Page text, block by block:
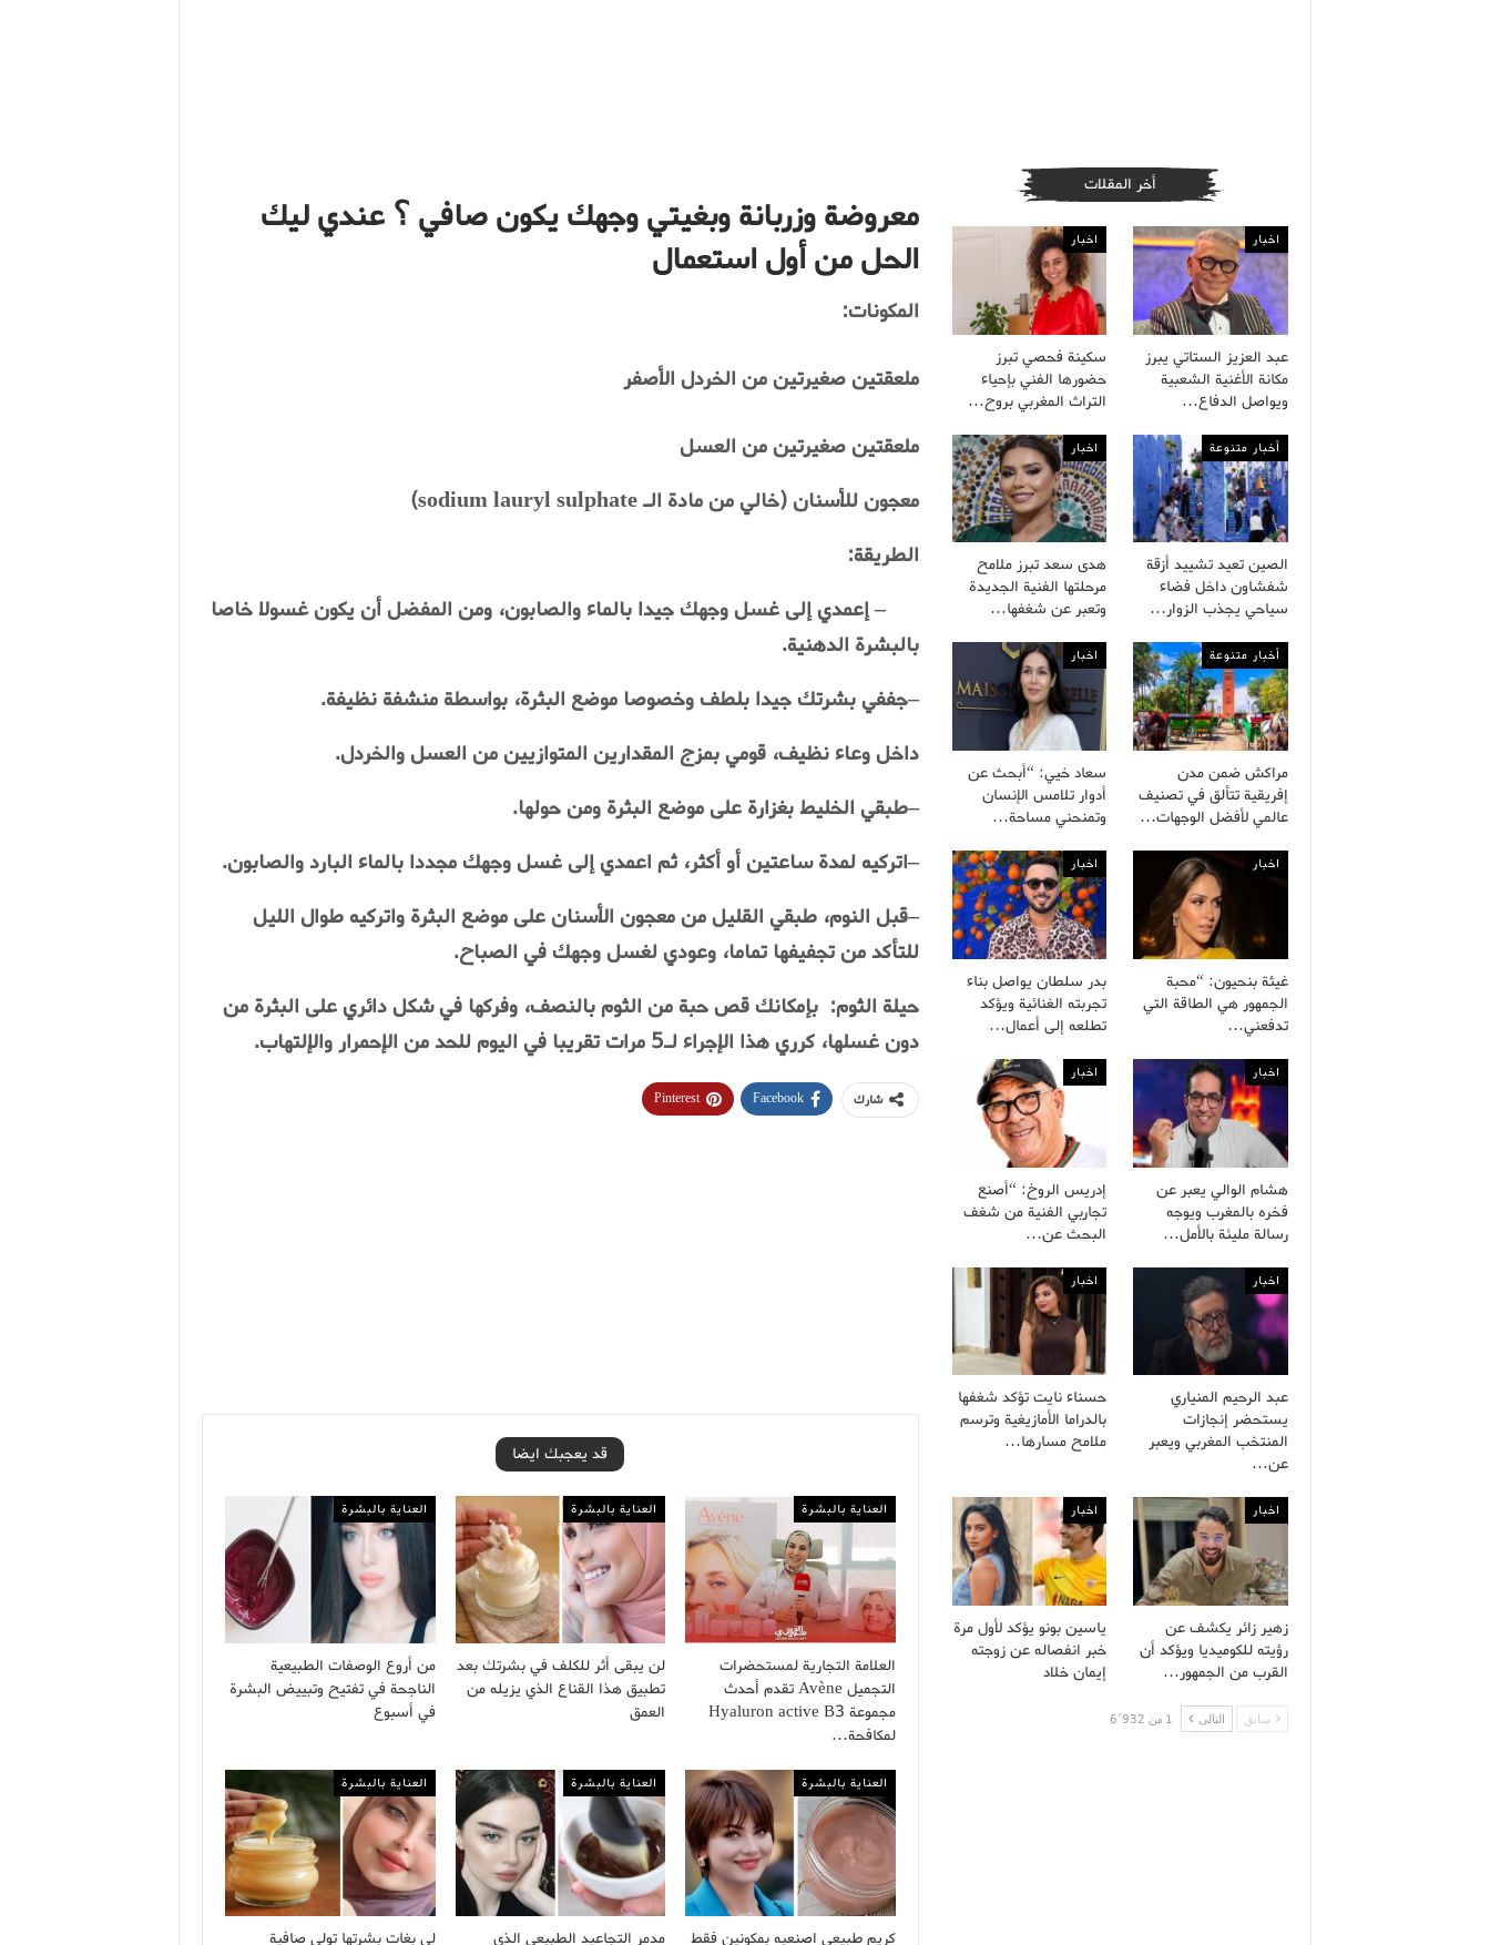
معروضة وزربانة وبغيتي وجهك يكون صافي ؟ عندي ليك
الحل من أول استعمال
المكونات:
ملعقتين صغيرتين من الخردل الأصفر
ملعقتين صغيرتين من العسل
معجون للأسنان (خالي من مادة الـsodium lauryl sulphate)
الطريقة:
–إعمدي إلى غسل وجهك جيدا بالماء والصابون، ومن المفضل أن يكون غسولا خاصا
بالبشرة الدهنية.
–جففي بشرتك جيدا بلطف وخصوصا موضع البثرة، بواسطة منشفة نظيفة.
داخل وعاء نظيف، قومي بمزج المقدارين المتوازيين من العسل والخردل.
–طبقي الخليط بغزارة على موضع البثرة ومن حولها.
–اتركيه لمدة ساعتين أو أكثر، ثم اعمدي إلى غسل وجهك مجددا بالماء البارد والصابون.
–قبل النوم، طبقي القليل من معجون الأسنان على موضع البثرة واتركيه طوال الليل
للتأكد من تجفيفها تماما، وعودي لغسل وجهك في الصباح.
حيلة الثوم:بإمكانك قص حبة من الثوم بالنصف، وفركها في شكل دائري على البثرة من
دون غسلها، كرري هذا الإجراء لـ5 مرات تقريبا في اليوم للحد من الإحمرار والإلتهاب
.
شارك Facebook
Pinterest
قد يعجبك ايضا
العناية بالبشرة
العلامة التجارية لمستحضرات
التجميل Avène تقدم أحدث
مجموعة Hyaluron active B3
لمكافحة…
العناية بالبشرة
لن يبقى أثر للكلف في بشرتك بعد
تطبيق هذا القناع الذي يزيله من
العمق
العناية بالبشرة
من أروع الوصفات الطبيعية
الناجحة في تفتيح وتبييض البشرة
في أسبوع
العناية بالبشرة
كريم طبيعي اصنعيه بمكونين فقط
العناية بالبشرة
مدمر التجاعيد الطبيعي الذي
العناية بالبشرة
لي بغات بشرتها تولي صافية
أخر المقلات
اخبار
عبد العزيز الستاتي يبرز
مكانة الأغنية الشعبية
ويواصل الدفاع…
اخبار
سكينة فحصي تبرز
حضورها الفني بإحياء
التراث المغربي بروح…
أخبار متنوعة
الصين تعيد تشييد أزقة
شفشاون داخل فضاء
سياحي يجذب الزوار…
اخبار
هدى سعد تبرز ملامح
مرحلتها الفنية الجديدة
وتعبر عن شغفها…
أخبار متنوعة
مراكش ضمن مدن
إفريقية تتألق في تصنيف
عالمي لأفضل الوجهات…
اخبار
سعاد خيي: “أبحث عن
أدوار تلامس الإنسان
وتمنحني مساحة…
اخبار
غيثة بنحيون: “محبة
الجمهور هي الطاقة التي
تدفعني…
اخبار
بدر سلطان يواصل بناء
تجربته الغنائية ويؤكد
تطلعه إلى أعمال…
اخبار
هشام الوالي يعبر عن
فخره بالمغرب ويوجه
رسالة مليئة بالأمل…
اخبار
إدريس الروخ: “أصنع
تجاربي الفنية من شغف
البحث عن…
اخبار
عبد الرحيم المنياري
يستحضر إنجازات
المنتخب المغربي ويعبر
عن…
اخبار
حسناء نايت تؤكد شغفها
بالدراما الأمازيغية وترسم
ملامح مسارها…
اخبار
زهير زائر يكشف عن
رؤيته للكوميديا ويؤكد أن
القرب من الجمهور…
اخبار
ياسين بونو يؤكد لأول مرة
خبر انفصاله عن زوجته
إيمان خلاد
سابق التالى 1 من 6٬932